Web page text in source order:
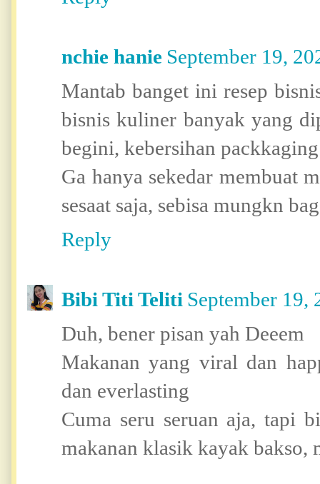
nchie hanie September 19,
Mantab banget ini resep
bisnis kuliner banyak yang
begini, kebersihan
Ga hanya sekedar membuat
sesaat saja, sebisa mungkn
Reply
Bibi Titi Teliti September 19,
Duh, bener pisan yah Deeem
Makanan yang viral dan
dan everlasting
Cuma seru seruan aja, tapi
makanan klasik kayak bakso,